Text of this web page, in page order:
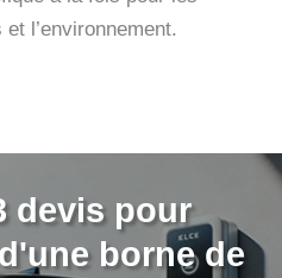
l’environnement.
devis pour
borne de